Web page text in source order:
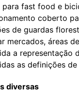
para fast food e
coberto
de guardas
mercados, áreas
a representação
as definições
diversas